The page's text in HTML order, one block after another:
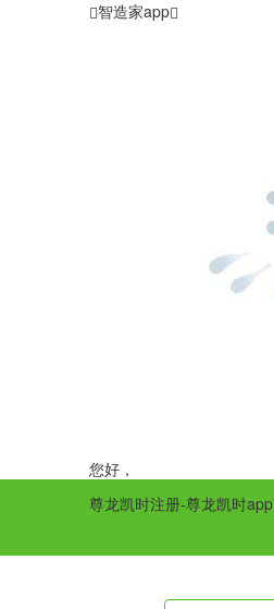
智造家app
您好，
尊龙凯时注册-尊龙凯时app